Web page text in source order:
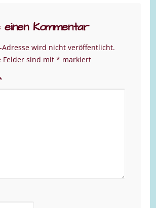
Kommentar
Adresse wird nicht veröffentlicht.
Felder sind mit * markiert